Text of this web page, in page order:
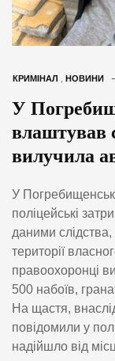
КРИМІНАЛ НОВИНИ
У
влаштував
вилучила
У
поліцейські
даними слідства,
території
правоохоронці
500 набоїв,
На щастя,
повідомили у
надійшло від